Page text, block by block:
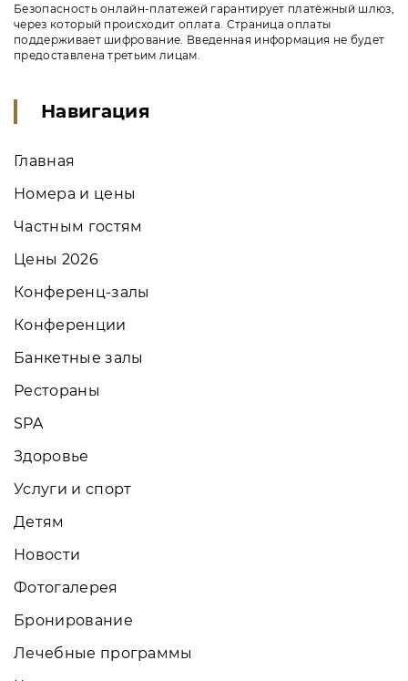
Безопасность онлайн-платежей гарантирует платёжный шлюз,
через который происходит оплата. Страница оплаты
поддерживает шифрование. Введенная информация не будет
предоставлена третьим лицам.
Навигация
Главная
Номера и цены
Частным гостям
Цены 2026
Конференц-залы
Конференции
Банкетные залы
Рестораны
SPA
Здоровье
Услуги и спорт
Детям
Новости
Фотогалерея
Бронирование
Лечебные программы